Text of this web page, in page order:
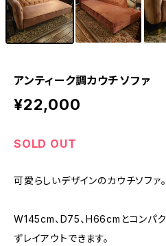
アンティーク調カウチソファ
¥22,000
SOLD OUT
可愛らしいデザインのカウチソファ。
W145cm、D75、H66cmとコンパ
ずレイアウトできます。